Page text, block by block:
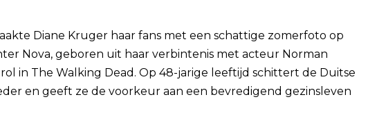
Diane Kruger haar fans met een schattige zomerfoto op
Nova, geboren uit haar verbintenis met acteur Norman
in The Walking Dead. Op 48-jarige leeftijd schittert de Duitse
en geeft ze de voorkeur aan een bevredigend gezinsleven